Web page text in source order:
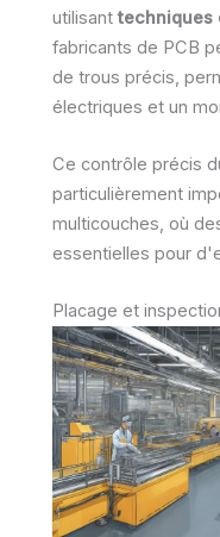
utilisant techniques
fabricants de PCB
de trous précis,
électriques et un
Ce contrôle précis
particulièrement
multicouches, où
essentielles pour
Placage et